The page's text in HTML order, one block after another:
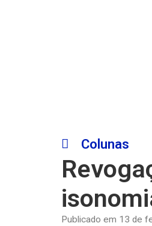
Colunas
Publicado em 13 de